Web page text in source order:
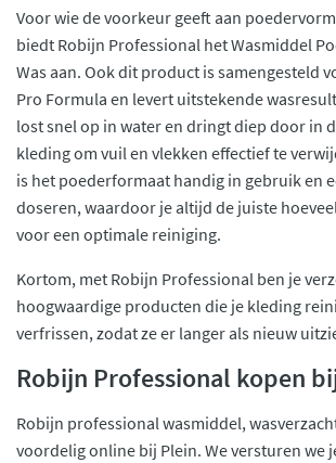
Voor wie de voorkeur geeft aan
biedt Robijn Professional het Wasmiddel
Was aan. Ook dit product is samengesteld
Pro Formula en levert uitstekende
lost snel op in water en dringt diep door in
kleding om vuil en vlekken effectief te
is het poederformaat handig in gebruik en
doseren, waardoor je altijd de juiste
voor een optimale reiniging.
Kortom, met Robijn Professional ben je
hoogwaardige producten die je kleding
verfrissen, zodat ze er langer als nieuw
Robijn Professional kopen
Robijn professional wasmiddel,
voordelig online bij Plein. We versturen we